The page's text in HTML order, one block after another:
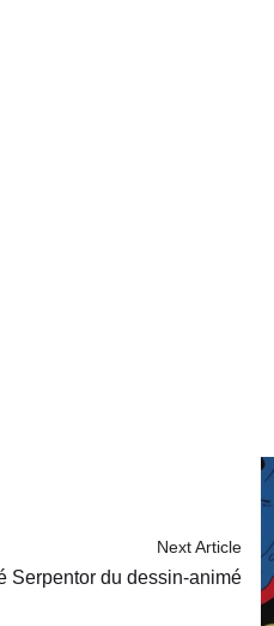
Next Article
Serpentor du dessin-animé